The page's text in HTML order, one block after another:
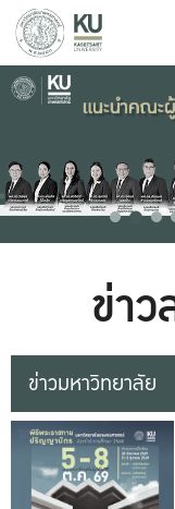
ข่า
ข่าวมหาวิทยาลัย